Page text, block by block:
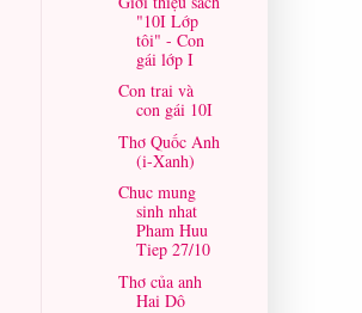
"10I Lớp
tôi" - Con
gái lớp I
Con trai và
con gái 10I
Thơ Quốc Anh
(i-Xanh)
Chuc mung
sinh nhat
Pham Huu
Tiep 27/10
Thơ của anh
Hai Dô